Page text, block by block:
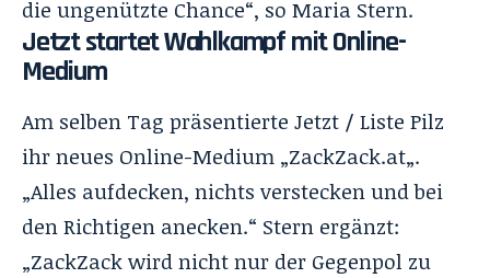
die ungenützte Chance“, so Maria Stern.
Jetzt startet Wahlkampf mit Online-
Medium
Am selben Tag präsentierte Jetzt / Liste Pilz
ihr neues Online-Medium „ZackZack.at„.
„Alles aufdecken, nichts verstecken und bei
den Richtigen anecken.“ Stern ergänzt:
„ZackZack wird nicht nur der Gegenpol zu